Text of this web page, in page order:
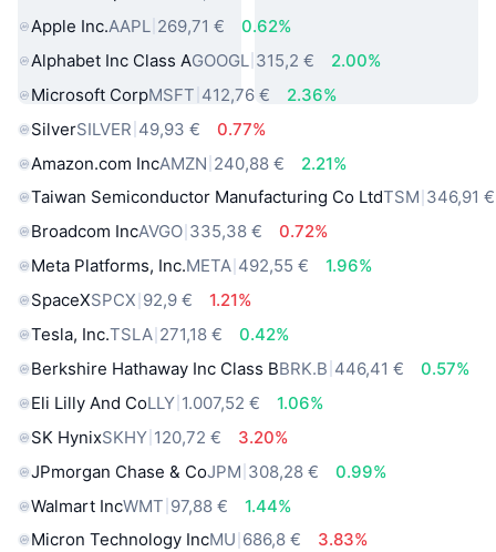
Apple Inc.AAPL 269,71 €
0.62%
Alphabet Inc Class AGOOGL 315,2 €
2.00%
Microsoft CorpMSFT 412,76 €
2.36%
SilverSILVER 49,93 €
0.77%
Amazon.com IncAMZN 240,88 €
2.21%
Taiwan Semiconductor Manufacturing Co LtdTSM 346,91 €
Broadcom IncAVGO 335,38 €
0.72%
Meta Platforms, Inc.META 492,55 €
1.96%
SpaceXSPCX 92,9 €
1.21%
Tesla, Inc.TSLA 271,18 €
0.42%
Berkshire Hathaway Inc Class BBRK.B 446,41 €
0.57%
Eli Lilly And CoLLY 1.007,52 €
1.06%
SK HynixSKHY 120,72 €
3.20%
JPmorgan Chase & CoJPM 308,28 €
0.99%
Walmart IncWMT 97,88 €
1.44%
Micron Technology IncMU 686,8 € 3.83%